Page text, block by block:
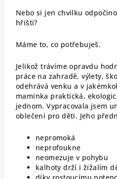
Nebo si jen chvilku
hřišti?
Máme to, co potřebuješ.
Jelikož trávíme opravdu
práce na zahradě, výlety,
odehrává venku a v
maminka praktická,
jednom. Vypracovala jsem
oblečení pro děti. Jeho
nepromoká
neprofoukne
neomezuje v pohybu
kalhoty drží i žížalím